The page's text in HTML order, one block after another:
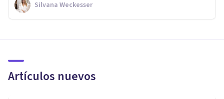
Silvana Weckesser
Artículos nuevos